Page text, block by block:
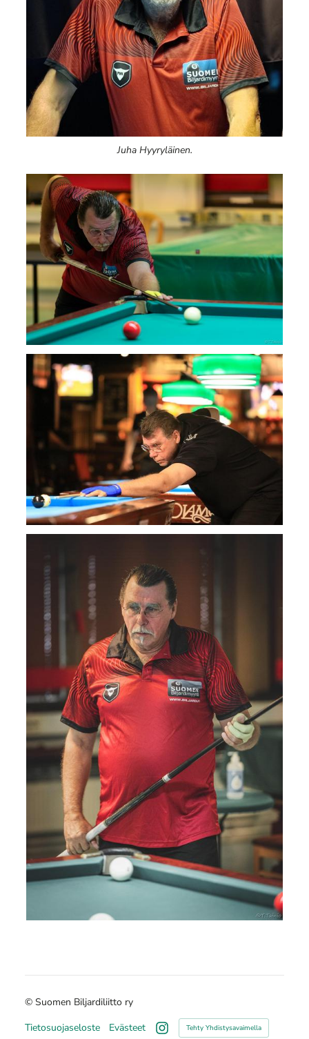
Juha Hyyryläinen.
© Suomen Biljardiliitto ry
Tietosuojaseloste
Evästeet
Tehty Yhdistysavaimella